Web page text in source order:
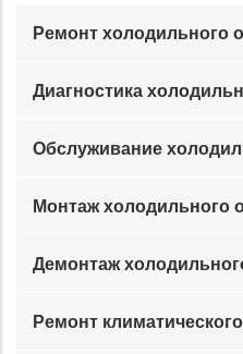
Ремонт холодильного
Диагностика
Обслуживание
Монтаж холодильного
Демонтаж
Ремонт